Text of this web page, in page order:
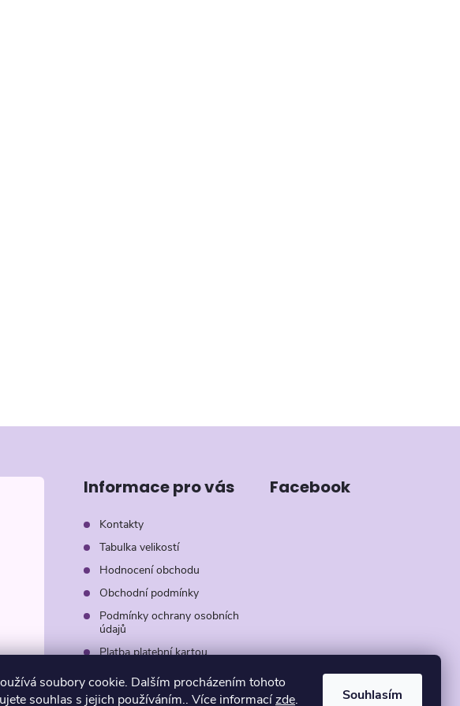
soubory cookie. Dalším procházením tohoto
souhlas s jejich používáním.. Více informacízde. Souhlasím
Informace pro vás
Kontakty
Tabulka velikostí
Hodnocení obchodu
Obchodní podmínky
Podmínky ochrany osobních
údajů
Platba platební kartou
Záruka AVON
Facebook